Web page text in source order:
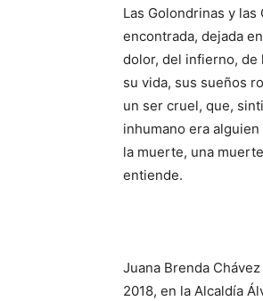
Las Golondrinas y las
encontrada, dejada
dolor, del infierno, de
su vida, sus sueños
un ser cruel, que,
inhumano era
la muerte, una
entiende.
Juana Brenda
2018, en la Alcaldía